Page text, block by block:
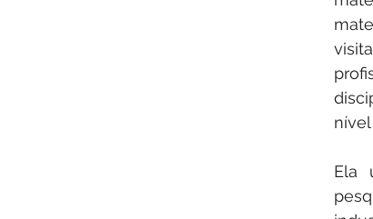
Ela